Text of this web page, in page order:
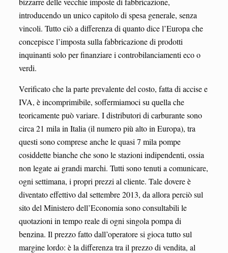
introducendo un unico capitolo di spesa generale, senza
vincoli. Tutto ciò a differenza di quanto dice l’Europa che
concepisce l’imposta sulla fabbricazione di prodotti
inquinanti solo per finanziare i controbilanciamenti eco o
verdi.
Verificato che la parte prevalente del costo, fatta di accise e
IVA, è incomprimibile, soffermiamoci su quella che
teoricamente può variare. I distributori di carburante sono
circa 21 mila in Italia (il numero più alto in Europa), tra
questi sono comprese anche le quasi 7 mila pompe
cosiddette bianche che sono le stazioni indipendenti, ossia
non legate ai grandi marchi. Tutti sono tenuti a comunicare,
ogni settimana, i propri prezzi al cliente. Tale dovere è
diventato effettivo dal settembre 2013, da allora perciò sul
sito del Ministero dell’Economia sono consultabili le
quotazioni in tempo reale di ogni singola pompa di
benzina. Il prezzo fatto dall’operatore si gioca tutto sul
margine lordo: è la differenza tra il prezzo di vendita, al